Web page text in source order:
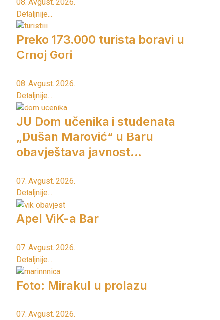
08. Avgust. 2026.
Detaljnije...
Preko 173.000 turista boravi u
Crnoj Gori
08. Avgust. 2026.
Detaljnije...
JU Dom učenika i studenata
„Dušan Marović“ u Baru
obavještava javnost...
07. Avgust. 2026.
Detaljnije...
Apel ViK-a Bar
07. Avgust. 2026.
Detaljnije...
Foto: Mirakul u prolazu
07. Avgust. 2026.